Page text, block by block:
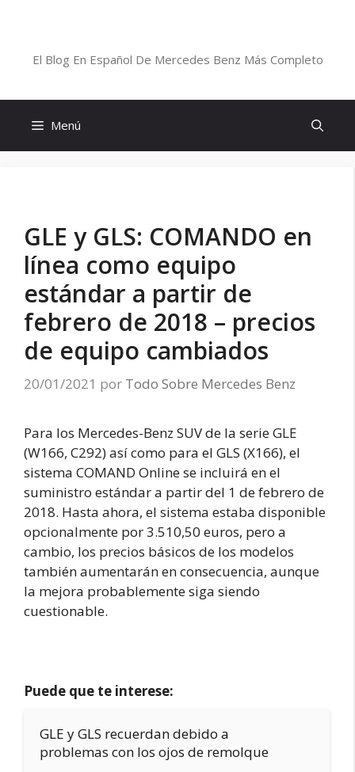
El Blog En Español De Mercedes Benz Más Completo
Menú
GLE y GLS: COMANDO en
línea como equipo
estándar a partir de
febrero de 2018 – precios
de equipo cambiados
20/01/2021 por Todo Sobre Mercedes Benz
Para los Mercedes-Benz SUV de la serie GLE
(W166, C292) así como para el GLS (X166), el
sistema COMAND Online se incluirá en el
suministro estándar a partir del 1 de febrero de
2018. Hasta ahora, el sistema estaba disponible
opcionalmente por 3.510,50 euros, pero a
cambio, los precios básicos de los modelos
también aumentarán en consecuencia, aunque
la mejora probablemente siga siendo
cuestionable.
Puede que te interese:
GLE y GLS recuerdan debido a
problemas con los ojos de remolque